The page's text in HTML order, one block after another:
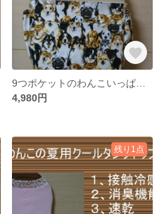
4,980円
残り1点